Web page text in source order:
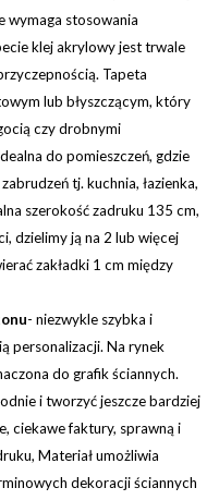
wymaga stosowania
klej akrylowy jest trwale
Tapeta
lub błyszczącym, który
czy drobnymi
do pomieszczeń, gdzie
tj. kuchnia, łazienka,
szerokość zadruku 135 cm,
dzielimy ją na 2 lub więcej
zakładki 1 cm między
- niezwykle szybka i
personalizacji. Na rynek
do grafik ściannych.
i tworzyć jeszcze bardziej
ciekawe faktury, sprawną i
Materiał umożliwia
dekoracji ściannych